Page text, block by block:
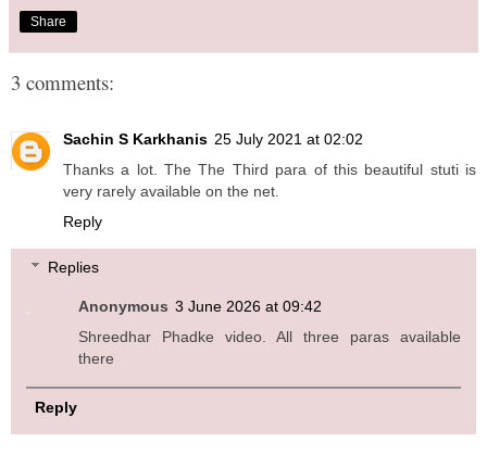
Share
3 comments:
Sachin S Karkhanis 25 July 2021 at 02:02
Thanks a lot. The The Third para of this beautiful stuti is
very rarely available on the net.
Reply
Replies
Anonymous 3 June 2026 at 09:42
Shreedhar Phadke video. All three paras available
there
Reply